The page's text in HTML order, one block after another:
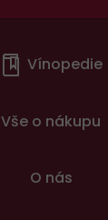
Vínopedie
Vše o nákupu
O nás